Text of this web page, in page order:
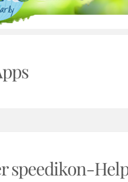
speedikon-